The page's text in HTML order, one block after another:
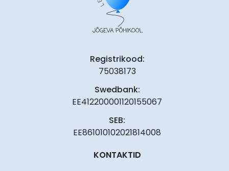
Registrikood:
75038173
Swedbank:
EE412200001120155067
SEB:
EE861010102021814008
KONTAKTID